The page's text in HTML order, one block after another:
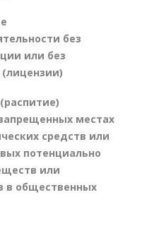
без
или без
местах
средств или
потенциально
или
в общественных